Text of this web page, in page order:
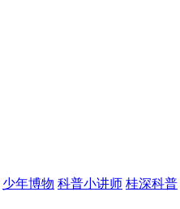
少年博物 科普小讲师 桂深科普